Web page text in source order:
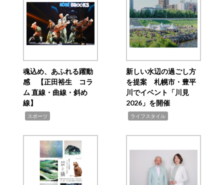
魂込め、あふれる躍動
感 【正田裕生 コラ
ム 直線・曲線・斜め
線】
スポーツ
新しい水辺の過ごし方
を提案 札幌市・豊平
川でイベント「川見
2026」を開催
ライフスタイル